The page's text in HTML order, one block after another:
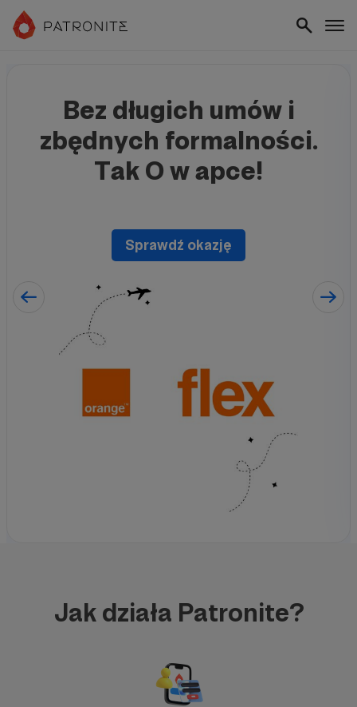
Bez długich umów i
zbędnych formalności.
Tak O w apce!
Sprawdź okazję
Jak działa Patronite?